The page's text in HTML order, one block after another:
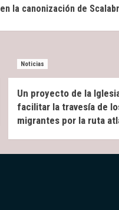
en la canonización de
Noticias
Un proyecto de la
facilitar la travesía de
migrantes por la ruta